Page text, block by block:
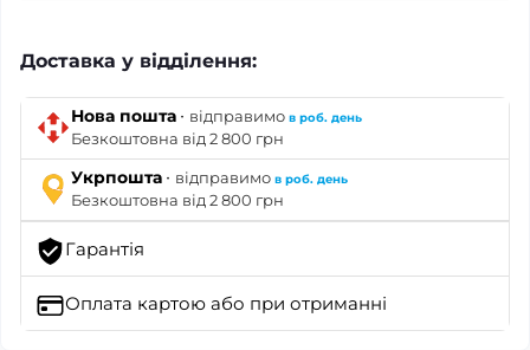
Доставка у відділення:
Нова пошта · відправимо в роб. день
Безкоштовна від 2 800 грн
Укрпошта · відправимо в роб. день
Безкоштовна від 2 800 грн
Гарантія
Оплата картою або при отриманні